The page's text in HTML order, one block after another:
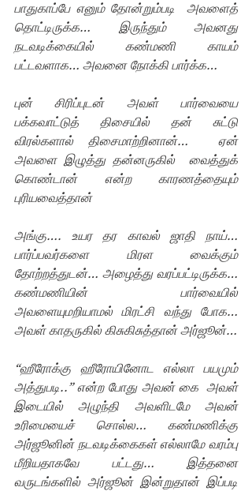
பாதுகாப்பே எனும் தோன்றும்படி  அவளைத்
தொட்டிருக்க… இருந்தும் அவனது
நடவடிக்கையில் கண்மணி காயம்
பட்டவளாக… அவனை நோக்கி பார்க்க…
புன் சிரிப்புடன் அவள் பார்வையை
பக்கவாட்டுத் திசையில் தன் சுட்டு
விரல்களால் திசைமாற்றினான்…  ஏன்
அவளை இழுத்து தன்னருகில்  வைத்துக்
கொண்டான் என்ற காரணத்தையும்
புரியவைத்தான்
அங்கு…. உயர தர காவல் ஜாதி நாய்…
பார்ப்பவர்களை மிரள வைக்கும்
தோற்றத்துடன்… அழைத்து வரப்பட்டிருக்க…
கண்மணியின் பார்வையில்
அவளையுமறியாமல் மிரட்சி வந்து போக…
அவள் காதருகில் கிசுகிசுத்தான் அர்ஜூன்…
“ஹீரோக்கு ஹீரோயினோட எல்லா பயமும்
அத்துபடி..” என்ற போது அவன் கை  அவள்
இடையில் அழுந்தி அவளிடமே அவன்
உரிமையைச் சொல்ல… கண்மணிக்கு
அர்ஜூனின் நடவடிக்கைகள் எல்லாமே வரம்பு
மீறியதாகவே பட்டது… இத்தனை
வருடங்களில் அர்ஜூன் இன்றுதான் இப்படி